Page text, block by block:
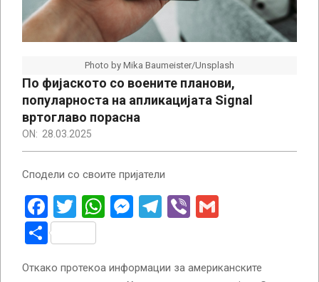
Photo by Mika Baumeister/Unsplash
По фијаското со воените планови,
популарноста на апликацијата Signal
вртоглаво порасна
ON: 28.03.2025
Сподели со своите пријатели
Facebook
Twitter
WhatsApp
Messenger
Telegram
Viber
Share
Откако протекоа информации за американските